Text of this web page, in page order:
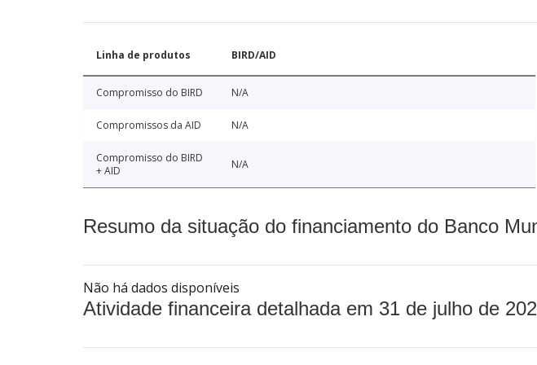
Linha de produtos BIRD/AID
Compromisso do BIRD N/A
Compromissos da AID N/A
Compromisso do BIRD
+ AID
N/A
Resumo da situação do financiamento do Banco
Não há dados disponíveis
Atividade financeira detalhada em 31 de julho de